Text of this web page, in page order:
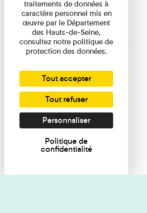
traitements de données à
caractère personnel mis en
œuvre par le Département
des Hauts-de-Seine,
consultez notre politique de
protection des données.
Tout accepter
Tout refuser
Personnaliser
Politique de
confidentialité